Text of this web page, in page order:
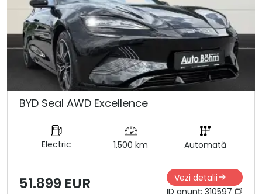
BYD Seal AWD Excellence
Electric 1.500 km Automată
51.899 EUR
Vezi detalii